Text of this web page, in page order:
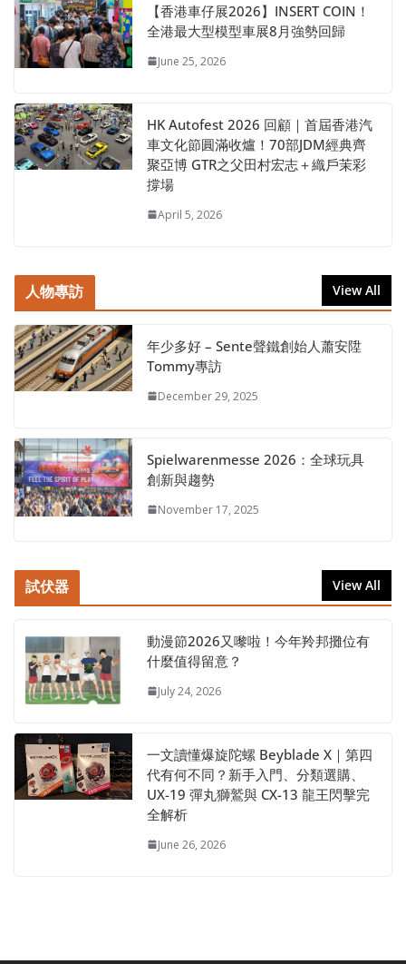
【香港車仔展2026】INSERT COIN！
全港最大型模型車展8月強勢回歸
June 25, 2026
HK Autofest 2026 回顧｜首屆香港汽
車文化節圓滿收爐！70部JDM經典齊
聚亞博 GTR之父田村宏志＋織戶茉彩
撐場
April 5, 2026
人物專訪 View All
年少多好 – Sente聲鐵創始人蕭安陞
Tommy專訪
December 29, 2025
Spielwarenmesse 2026：全球玩具
創新與趨勢
November 17, 2025
試伏器 View All
動漫節2026又嚟啦！今年羚邦攤位有
什麼值得留意？
July 24, 2026
一文讀懂爆旋陀螺 Beyblade X｜第四
代有何不同？新手入門、分類選購、
UX-19 彈丸獅鷲與 CX-13 龍王閃擊完
全解析
June 26, 2026